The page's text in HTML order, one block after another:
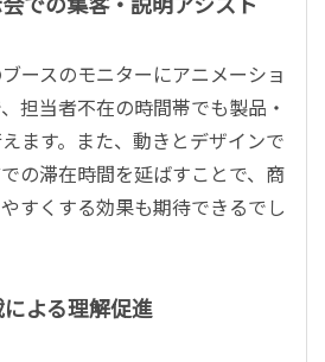
ースのモニターにアニメーショ
担当者不在の時間帯でも製品・
ます。また、動きとデザインで
の滞在時間を延ばすことで、商
すくする効果も期待できるでし
よる理解促進